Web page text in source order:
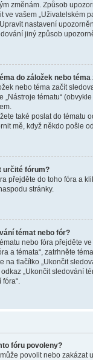
změnám. Způsob
ve vašem „Uživatelském
nastavení
jiný způsob
do záložek nebo
nebo téma začít
„Nástroje tématu“
také poslat do tématu
mě, když někdo pošle
určité fórum?
přejděte do toho fóra a
stránky.
témat nebo fór?
nebo fóra přejděte
a témata“, zatrhněte
na tlačítko „Ukončit
„Ukončit sledování
fóra“.
fóru povoleny?
povolit nebo zakázat